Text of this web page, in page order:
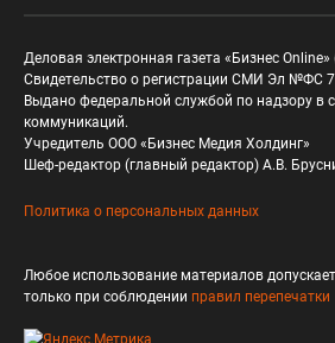
Деловая электронная газета «Бизнес Online»
Свидетельство о регистрации СМИ Эл №ФС
Выдано федеральной службой по надзору в
коммуникаций.
Учредитель ООО «Бизнес Медия Холдинг»
Шеф-редактор (главный редактор) А.В.
Политика о персональных данных
Любое использование материалов
только при соблюдении правил перепечатки